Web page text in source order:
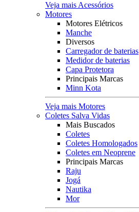
Veja mais Acessórios
Motores
Motores Elétricos
Manche
Diversos
Carregador de baterias
Medidor de baterias
Capa Protetora
Principais Marcas
Minn Kota
Veja mais Motores
Coletes Salva Vidas
Mais Buscados
Coletes
Coletes Homologados
Coletes em Neoprene
Principais Marcas
Raju
Jogá
Nautika
Mor